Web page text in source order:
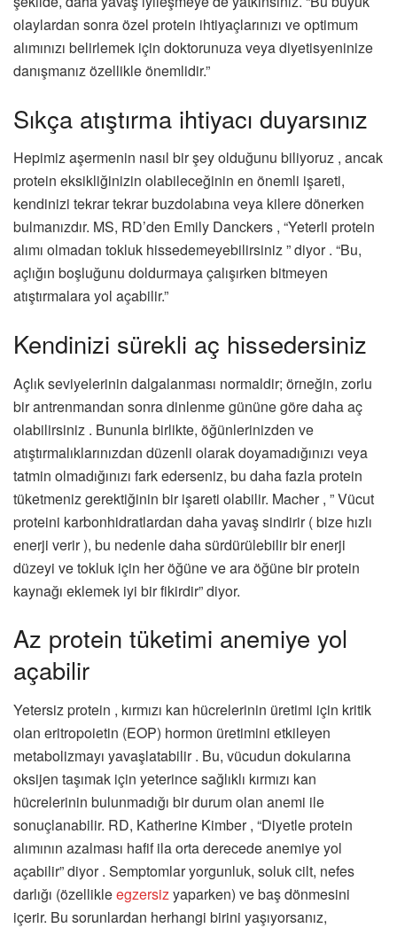
olaylardan sonra özel protein ihtiyaçlarınızı ve optimum
alımınızı belirlemek için doktorunuza veya diyetisyeninize
danışmanız özellikle önemlidir.”
Sıkça atıştırma ihtiyacı duyarsınız
Hepimiz aşermenin nasıl bir şey olduğunu biliyoruz , ancak
protein eksikliğinizin olabileceğinin en önemli işareti,
kendinizi tekrar tekrar buzdolabına veya kilere dönerken
bulmanızdır. MS, RD’den Emily Danckers , “Yeterli protein
alımı olmadan tokluk hissedemeyebilirsiniz ” diyor . “Bu,
açlığın boşluğunu doldurmaya çalışırken bitmeyen
atıştırmalara yol açabilir.”
Kendinizi sürekli aç hissedersiniz
Açlık seviyelerinin dalgalanması normaldir; örneğin, zorlu
bir antrenmandan sonra dinlenme gününe göre daha aç
olabilirsiniz . Bununla birlikte, öğünlerinizden ve
atıştırmalıklarınızdan düzenli olarak doyamadığınızı veya
tatmin olmadığınızı fark ederseniz, bu daha fazla protein
tüketmeniz gerektiğinin bir işareti olabilir. Macher , ” Vücut
proteini karbonhidratlardan daha yavaş sindirir ( bize hızlı
enerji verir ), bu nedenle daha sürdürülebilir bir enerji
düzeyi ve tokluk için her öğüne ve ara öğüne bir protein
kaynağı eklemek iyi bir fikirdir” diyor.
Az protein tüketimi anemiye yol
açabilir
Yetersiz protein , kırmızı kan hücrelerinin üretimi için kritik
olan eritropoietin (EOP) hormon üretimini etkileyen
metabolizmayı yavaşlatabilir . Bu, vücudun dokularına
oksijen taşımak için yeterince sağlıklı kırmızı kan
hücrelerinin bulunmadığı bir durum olan anemi ile
sonuçlanabilir. RD, Katherine Kimber , “Diyetle protein
alımının azalması hafif ila orta derecede anemiye yol
açabilir” diyor . Semptomlar yorgunluk, soluk cilt, nefes
darlığı (özellikleegzersizyaparken) ve baş dönmesini
içerir. Bu sorunlardan herhangi birini yaşıyorsanız,